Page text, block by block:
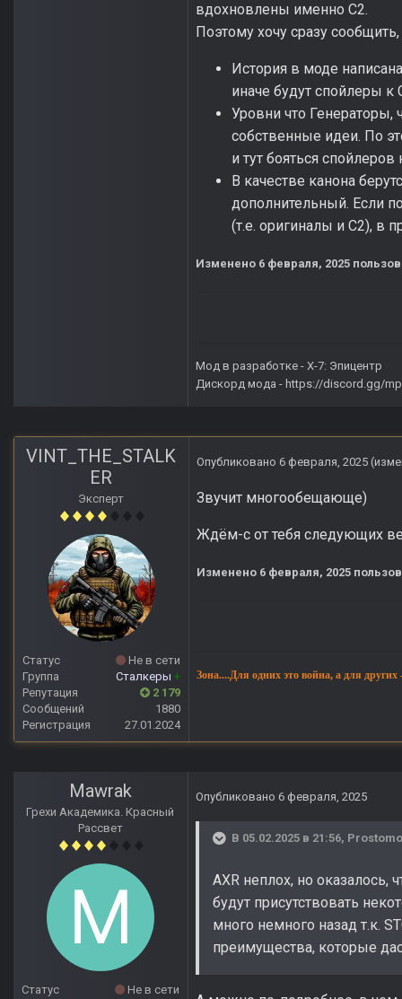
вдохновлены именно С2.
Поэтому хочу сразу
История в моде
иначе будут спойлеры к
Уровни что Генераторы,
собственные идеи. По
и тут бояться
В качестве канона
дополнительный. Если
(т.е. оригиналы и С2), в
Изменено 6 февраля, 2025
Мод в разработке - X-7: Эпицентр
Дискорд мода - https://discord.gg/
VINT_THE_STALK
ER
Эксперт
Статус
Не в сети
Группа
Сталкеры +
Репутация
2 179
Сообщений
1880
Регистрация
27.01.2024
Опубликовано 6 февраля, 2025
Звучит многообещающе)
Ждём-с от тебя следующих
Изменено 6 февраля, 2025
Зона....Для одних это война, а для
Mawrak
Грехи Академика. Красный
Рассвет
Статус
Не в сети
Опубликовано 6 февраля, 2025
В 05.02.2025 в 21:56,
AXR неплох, но
будут присутствовать
много немного назад т.к.
преимущества, которые